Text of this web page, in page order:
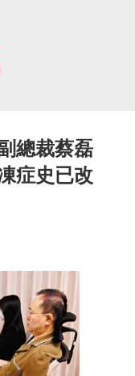
總裁蔡磊
症史已改